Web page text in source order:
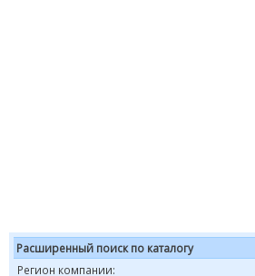
Расширенный поиск по каталогу
Регион компании: